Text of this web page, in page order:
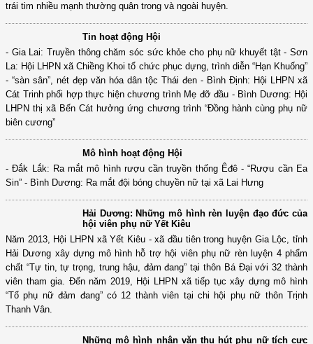
LHPN huyện Thăng Bình đã tập trung triển khai linh hoạt với nhiều hình
trình đã thật sự có sức lan tỏa mạnh mẽ trong cộng đồng và chạm đến
trái tim nhiều mạnh thường quân trong và ngoài huyện.
Tin hoạt động Hội
- Gia Lai: Truyền thông chăm sóc sức khỏe cho phụ nữ khuyết tật - Sơn
La: Hội LHPN xã Chiềng Khoi tổ chức phục dựng, trình diễn “Hạn Khuống”
- “sàn sân”, nét đẹp văn hóa dân tộc Thái đen - Bình Định: Hội LHPN xã
LHPN thị xã Bến Cát hưởng ứng chương trình “Đồng hành cùng phụ nữ
biên cương”
- Đắk Lắk: Ra mắt mô hình rượu cần truyền thống Êđê - “Rượu cần Ea
Sin” - Bình Dương: Ra mắt đội bóng chuyền nữ tại xã Lai Hưng
Hải Dương: Những mô hình rèn luyện đạo đức của
hội viên phụ nữ Yết Kiêu
Năm 2013, Hội LHPN xã Yết Kiêu - xã đầu tiên trong huyện Gia Lộc, tỉnh
Hải Dương xây dựng mô hình hỗ trợ hội viên phụ nữ rèn luyện 4 phẩm
chất “Tự tin, tự trọng, trung hậu, đảm đang” tại thôn Bá Đại với 32 thành
“Tổ phụ nữ đảm đang” có 12 thành viên tại chi hội phụ nữ thôn Trịnh